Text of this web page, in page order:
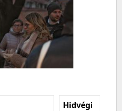
Hidvégi